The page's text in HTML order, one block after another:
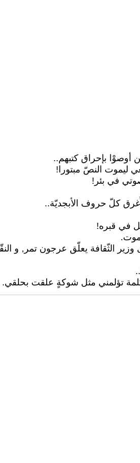
أوصوْا بإحراق كتبهم..
ليموت النصّ مبتورا!
في بئر!
كلّ حروف الأبجديّة..
في قبره!
الثّقافة يعلّق عرجون تمر, و
تؤلمني مثل شوكةٍ علقت بحلقي.